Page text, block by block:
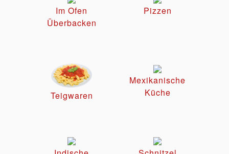
Im Ofen
Überbacken
Pizzen
Teigwaren
Mexikanische
Küche